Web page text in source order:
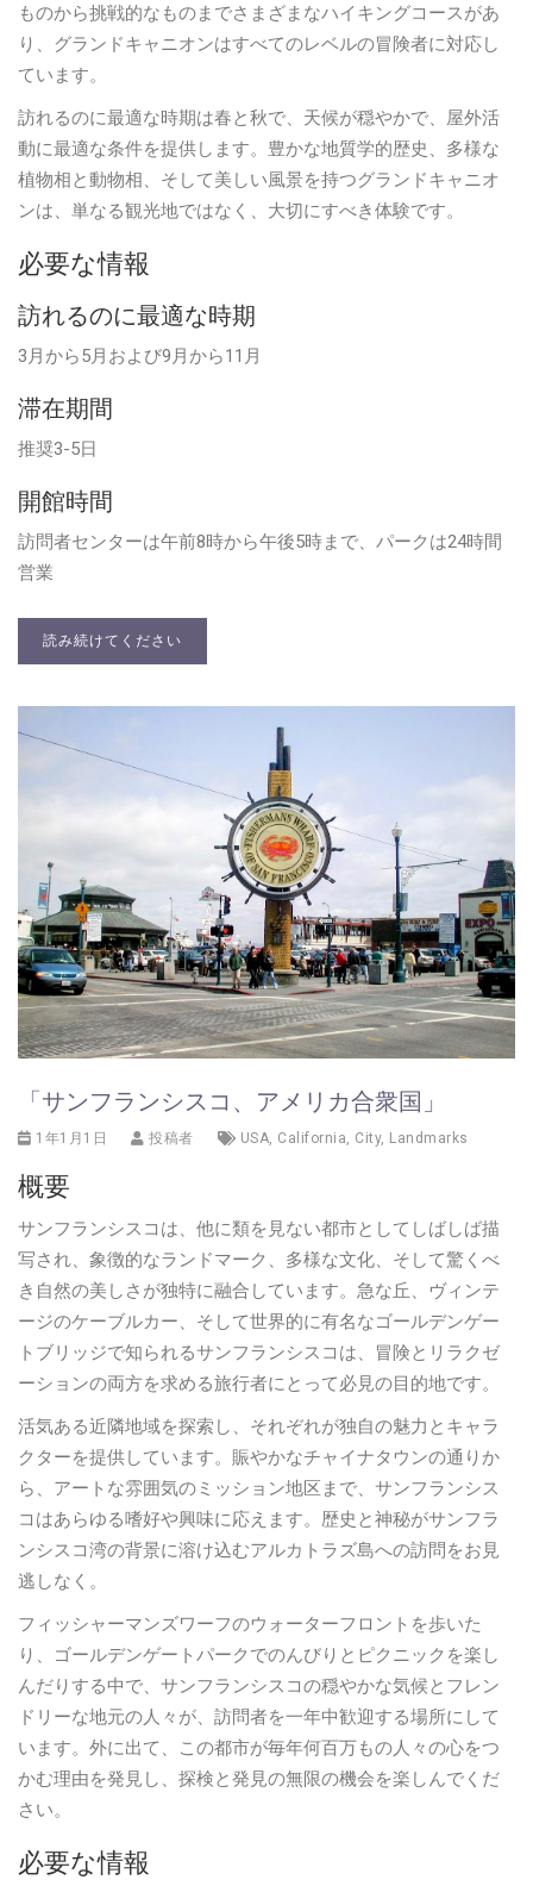
ものから挑戦的なものまでさまざまなハイキングコースがあ
り、グランドキャニオンはすべてのレベルの冒険者に対応し
ています。
訪れるのに最適な時期は春と秋で、天候が穏やかで、屋外活
動に最適な条件を提供します。豊かな地質学的歴史、多様な
植物相と動物相、そして美しい風景を持つグランドキャニオ
ンは、単なる観光地ではなく、大切にすべき体験です。
必要な情報
訪れるのに最適な時期
3月から5月および9月から11月
滞在期間
推奨3-5日
開館時間
訪問者センターは午前8時から午後5時まで、パークは24時間
営業
読み続けてください
「サンフランシスコ、アメリカ合衆国」
1年1月1日 投稿者 USA, California, City, Landmarks
概要
サンフランシスコは、他に類を見ない都市としてしばしば描
写され、象徴的なランドマーク、多様な文化、そして驚くべ
き自然の美しさが独特に融合しています。急な丘、ヴィンテ
ージのケーブルカー、そして世界的に有名なゴールデンゲー
トブリッジで知られるサンフランシスコは、冒険とリラクゼ
ーションの両方を求める旅行者にとって必見の目的地です。
活気ある近隣地域を探索し、それぞれが独自の魅力とキャラ
クターを提供しています。賑やかなチャイナタウンの通りか
ら、アートな雰囲気のミッション地区まで、サンフランシス
コはあらゆる嗜好や興味に応えます。歴史と神秘がサンフラ
ンシスコ湾の背景に溶け込むアルカトラズ島への訪問をお見
逃しなく。
フィッシャーマンズワーフのウォーターフロントを歩いた
り、ゴールデンゲートパークでのんびりとピクニックを楽し
んだりする中で、サンフランシスコの穏やかな気候とフレン
ドリーな地元の人々が、訪問者を一年中歓迎する場所にして
います。外に出て、この都市が毎年何百万もの人々の心をつ
かむ理由を発見し、探検と発見の無限の機会を楽しんでくだ
さい。
必要な情報